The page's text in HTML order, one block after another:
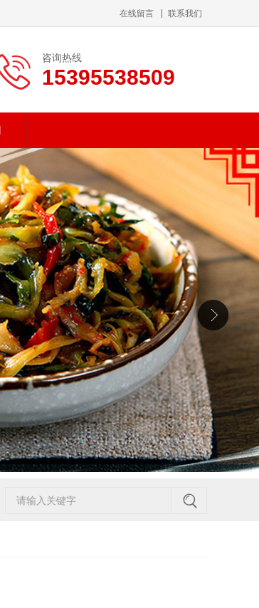
在线留言 联系我们
咨询热线
15395538509